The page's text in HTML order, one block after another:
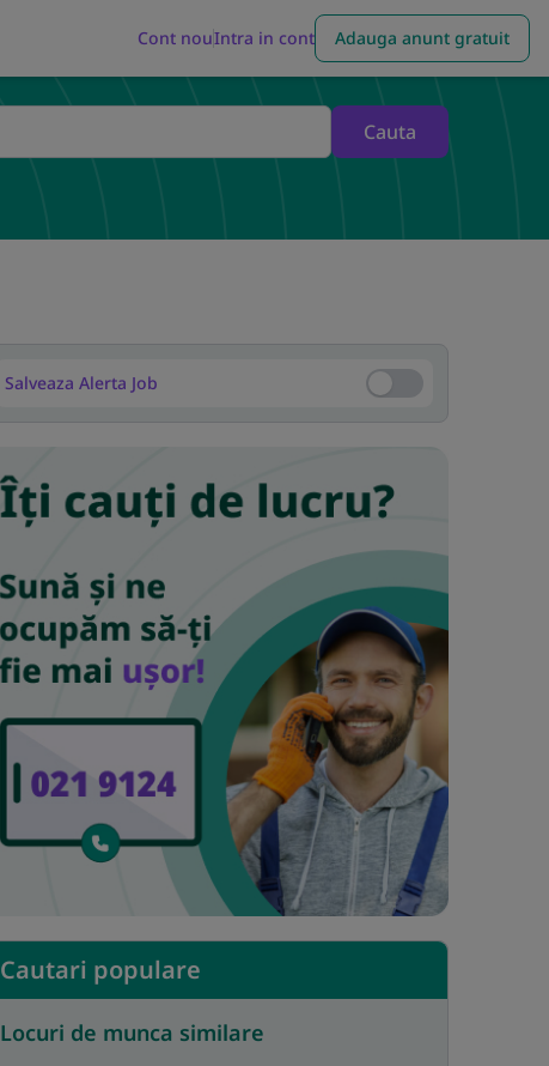
Cont nouIntra in cont Adauga anunt gratuit
Cauta
Salveaza Alerta Job Salveaza Alerta Job
Cautari populare
Locuri de munca similare